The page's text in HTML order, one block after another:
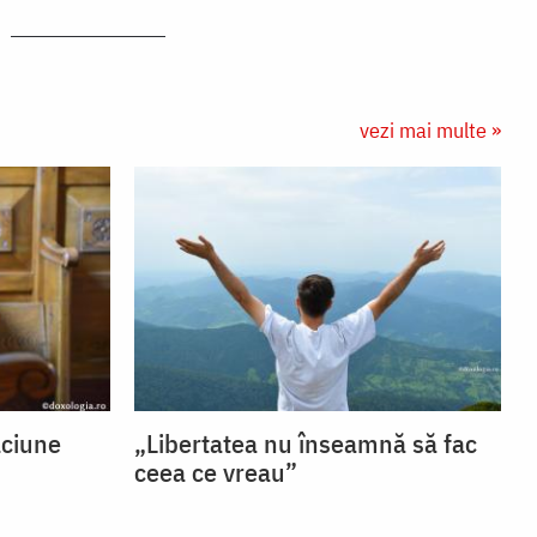
vezi mai multe »
„Libertatea nu înseamnă să fac
ceea ce vreau”